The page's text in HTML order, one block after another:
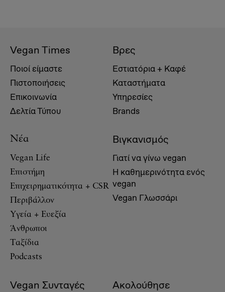
Vegan Times
Ποιοί είμαστε
Πιστοποιήσεις
Επικοινωνία
Δελτία Τύπου
Βρες
Εστιατόρια + Καφέ
Καταστήματα
Υπηρεσίες
Brands
Νέα
Vegan Life
Επιστήμη
Επιχειρηματικότητα + CSR
Περιβάλλον
Υγεία + Ευεξία
Άνθρωποι
Ταξίδια
Podcasts
Βιγκανισμός
Γιατί να γίνω vegan
Η καθημερινότητα ενός
vegan
Vegan Γλωσσάρι
Vegan Συνταγές Ακολούθησε